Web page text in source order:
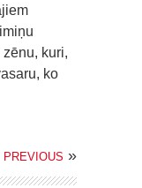
kuri,
ko
PREVIOUS »